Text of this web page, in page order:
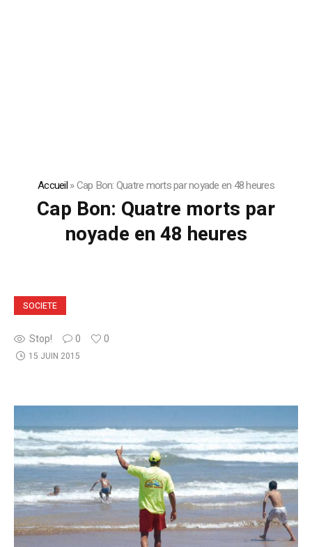
Accueil»Cap Bon: Quatre morts par noyade en 48 heures
Cap Bon: Quatre morts par
noyade en 48 heures
SOCIETE
Stop! 0 0
15 JUIN 2015